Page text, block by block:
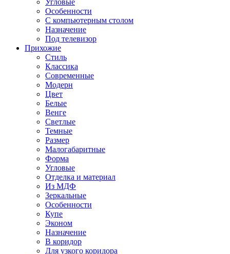
Угловые
Особенности
С компьютерным столом
Назначение
Под телевизор
Прихожие
Стиль
Классика
Современные
Модерн
Цвет
Белые
Венге
Светлые
Темные
Размер
Малогабаритные
Форма
Угловые
Отделка и материал
Из МДФ
Зеркальные
Особенности
Купе
Эконом
Назначение
В коридор
Для узкого коридора